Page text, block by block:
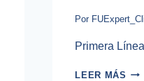
Por
Primera
LEER MÁS